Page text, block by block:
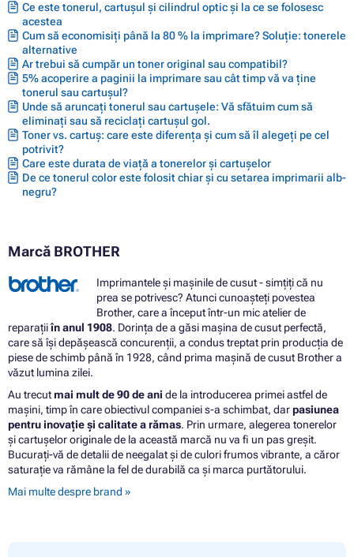
Ce este tonerul, cartușul și cilindrul optic și la ce se folosesc
acestea
Cum să economisiți până la 80 % la imprimare? Soluție: tonerele
alternative
Ar trebui să cumpăr un toner original sau compatibil?
5% acoperire a paginii la imprimare sau cât timp vă va ține
tonerul sau cartușul?
Unde să aruncați tonerul sau cartușele: Vă sfătuim cum să
eliminați sau să reciclați cartușul gol.
Toner vs. cartuș: care este diferența și cum să îl alegeți pe cel
potrivit?
Care este durata de viață a tonerelor și cartușelor
De ce tonerul color este folosit chiar și cu setarea imprimarii alb-
negru?
Marcă BROTHER
Imprimantele și mașinile de cusut - simțiți că nu
prea se potrivesc? Atunci cunoașteți povestea
Brother, care a început într-un mic atelier de
reparațiiîn anul 1908. Dorința de a găsi mașina de cusut perfectă,
care să își depășească concurenții, a condus treptat prin producția de
piese de schimb până în 1928, când prima mașină de cusut Brother a
văzut lumina zilei.
Au trecutmai mult de 90 de ani de la introducerea primei astfel de
mașini, timp în care obiectivul companiei s-a schimbat, darpasiunea
pentru inovație și calitate a rămas. Prin urmare, alegerea tonerelor
și cartușelor originale de la această marcă nu va fi un pas greșit.
Bucurați-vă de detalii de neegalat și de culori frumos vibrante, a căror
saturație va rămâne la fel de durabilă ca și marca purtătorului.
Mai multe despre brand »